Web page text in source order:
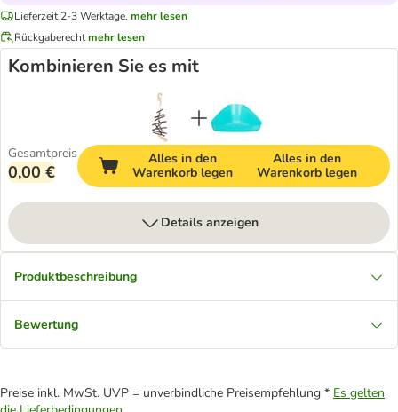
Lieferzeit 2-3 Werktage. mehr lesen
Rückgaberechtmehr lesen
Kombinieren Sie es mit
Gesamtpreis
0,00 €
Alles in den
Warenkorb legen
Alles in den
Warenkorb legen
Details anzeigen
Produktbeschreibung
Bewertung
Preise inkl. MwSt. UVP = unverbindliche Preisempfehlung * Es gelten